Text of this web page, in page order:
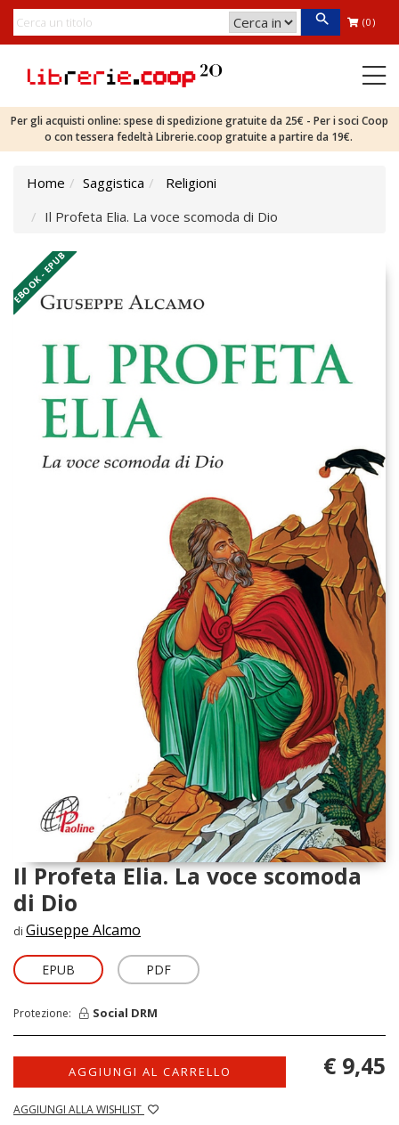
(0)
Per gli acquisti online: spese di spedizione gratuite da 25€ - Per i soci Coop
o con tessera fedeltà Librerie.coop gratuite a partire da 19€.
Home Saggistica
Religioni
Il Profeta Elia. La voce scomoda di Dio
EBOOK - EPUB
Il Profeta Elia. La voce scomoda
di Dio
di Giuseppe Alcamo
EPUB PDF
Protezione: Social DRM
AGGIUNGI AL CARRELLO
AGGIUNGI ALLA WISHLIST
€ 9,45